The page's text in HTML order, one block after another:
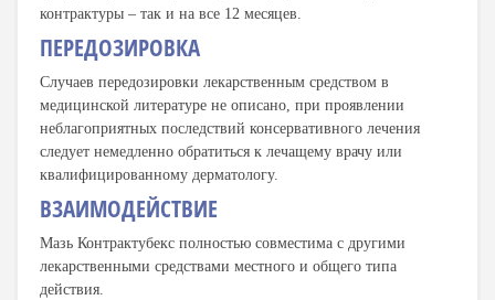
контрактуры – так и на все 12 месяцев.
ПЕРЕДОЗИРОВКА
Случаев передозировки лекарственным средством в
медицинской литературе не описано, при проявлении
неблагоприятных последствий консервативного лечения
следует немедленно обратиться к лечащему врачу или
квалифицированному дерматологу.
ВЗАИМОДЕЙСТВИЕ
Мазь Контрактубекс полностью совместима с другими
лекарственными средствами местного и общего типа
действия.